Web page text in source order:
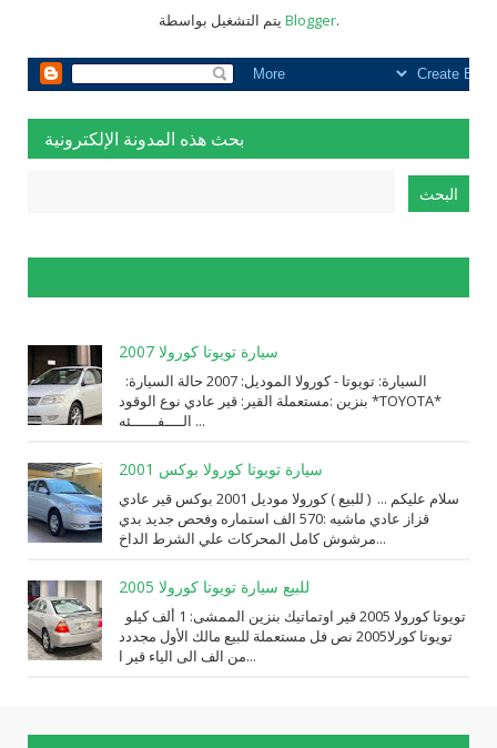
Blogger.
بحث هذه المدونة الإلكترونية
سيارة تويوتا كورولا 2007
⁨مستعملة⁩ القير: ⁨قير عادي⁩ نوع الوقود: ⁨بنزين⁩ *TOYOTA*
الــــفــــــئه ...
سيارة تويوتا كورولا بوكس 2001
سلام عليكم ... ( للبيع ) كورولا موديل 2001 بوكس قير عادي
قزاز عادي ماشيه :570 الف استماره وفحص جديد بدي
مرشوش كامل المحركات علي الشرط الداخ...
للبيع سيارة تويوتا كورولا 2005
تويوتا كورلا2005 نص فل مستعملة للبيع مالك الأول مجددد
من الف الى الياء قير ا...